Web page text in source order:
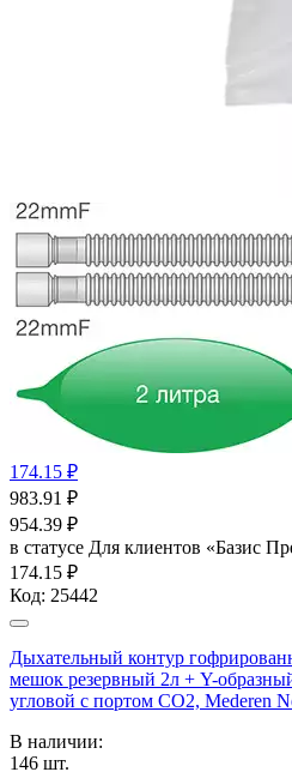
174.15 ₽
983.91 ₽
954.39 ₽
в статусе Для клиентов «Базис
174.15 ₽
Код: 25442
Дыхательный контур
мешок резервный 2л + Y-
угловой с портом СО2, Mederen
В наличии:
146 шт.